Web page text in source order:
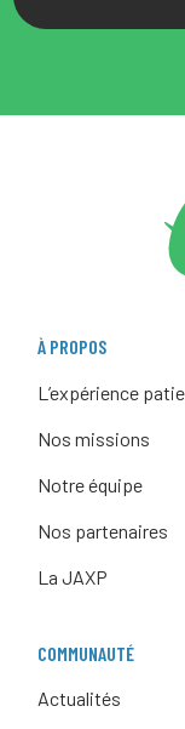
À PROPOS
L’expérience
Nos missions
Notre équipe
Nos partenaires
La JAXP
COMMUNAUTÉ
Actualités